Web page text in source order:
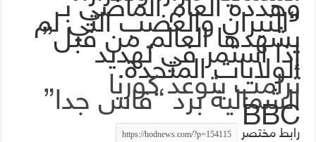
“النيران والغضب التي لم
يشهدها العالم من قبل”
إذا استمر في تهديد
الولايات المتحدة.
ترامب يتوعد كوريا
الشمالية برد “قاس جدا”
BBC
رابط مختصر